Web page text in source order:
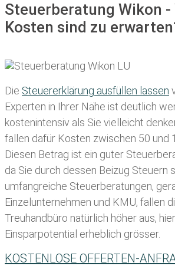
Steuerberatung Wikon -
Kosten sind zu
Die Steuererklärung ausfüllen lassen
Experten in Ihrer Nähe ist deutlich
kostenintensiv als Sie vielleicht
fallen dafür Kosten zwischen 50 und
Diesen Betrag ist ein guter
da Sie durch dessen Beizug Steuern
umfangreiche Steuerberatungen,
Einzelunternehmen und KMU, fallen
Treuhandbüro natürlich höher aus,
Einsparpotential erheblich grösser.
KOSTENLOSE OFFERTEN-